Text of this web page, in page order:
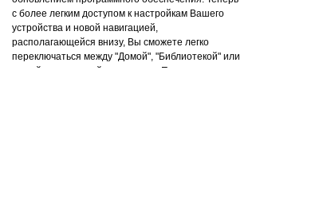
с более легким доступом к настройкам Вашего
устройства и новой навигацией,
располагающейся внизу, Вы сможете легко
переключаться между "Домой", "Библиотекой" или
книгой, которую сейчас читаете. Плюс